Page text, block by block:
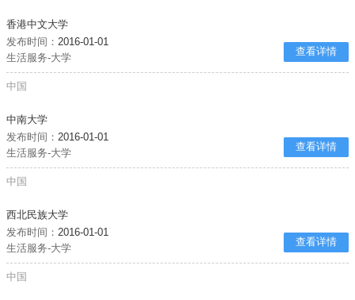
香港中文大学
发布时间：2016-01-01
生活服务-大学
查看详情
中国
中南大学
发布时间：2016-01-01
生活服务-大学
查看详情
中国
西北民族大学
发布时间：2016-01-01
生活服务-大学
查看详情
中国